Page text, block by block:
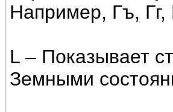
Например, Гъ, Гг,
L – Показывает
Земными